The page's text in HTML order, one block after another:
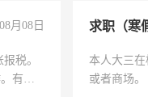
08月08日
税。
有会
求职（寒
本人大三
或者商场。